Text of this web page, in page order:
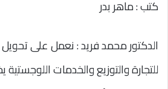
كتب : ماهر بدر
الدكتور محمد فريد : نعمل على
للتجارة والتوزيع والخدمات